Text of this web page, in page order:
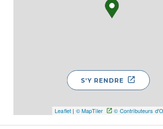
Leaflet | © MapTiler © Contributeurs
S'Y RENDRE